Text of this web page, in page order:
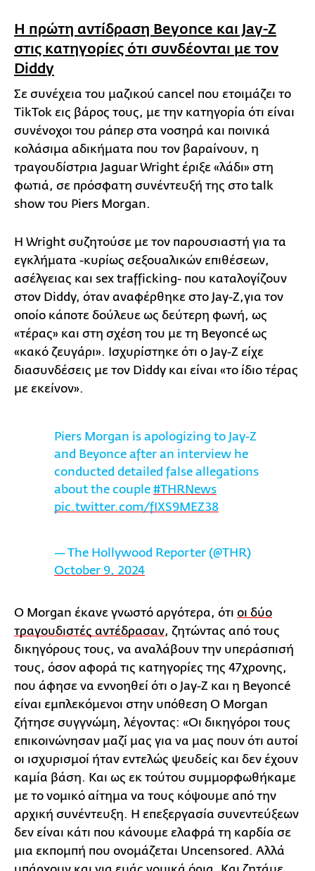
Η πρώτη αντίδραση Beyonce και Jay-Z
στις κατηγορίες ότι συνδέονται με τον
Diddy
Σε συνέχεια του μαζικού cancel που ετοιμάζει το
TikTok εις βάρος τους, με την κατηγορία ότι είναι
συνένοχοι του ράπερ στα νοσηρά και ποινικά
κολάσιμα αδικήματα που τον βαραίνουν, η
τραγουδίστρια Jaguar Wright έριξε «λάδι» στη
φωτιά, σε πρόσφατη συνέντευξή της στο talk
show του Piers Morgan.
Η Wright συζητούσε με τον παρουσιαστή για τα
εγκλήματα -κυρίως σεξουαλικών επιθέσεων,
ασέλγειας και sex trafficking- που καταλογίζουν
στον Diddy, όταν αναφέρθηκε στο Jay-Z,για τον
οποίο κάποτε δούλευε ως δεύτερη φωνή, ως
«τέρας» και στη σχέση του με τη Beyoncé ως
«κακό ζευγάρι». Ισχυρίστηκε ότι ο Jay-Z είχε
διασυνδέσεις με τον Diddy και είναι «το ίδιο τέρας
με εκείνον».
Piers Morgan is apologizing to Jay-Z
and Beyonce after an interview he
conducted detailed false allegations
about the couple #THRNews
pic.twitter.com/fIXS9MEZ38
— The Hollywood Reporter (@THR)
October 9, 2024
Ο Morgan έκανε γνωστό αργότερα, ότι οι δύο
τραγουδιστές αντέδρασαν, ζητώντας από τους
δικηγόρους τους, να αναλάβουν την υπεράσπισή
τους, όσον αφορά τις κατηγορίες της 47χρονης,
που άφησε να εννοηθεί ότι ο Jay-Z και η Beyoncé
είναι εμπλεκόμενοι στην υπόθεση O Morgan
ζήτησε συγγνώμη, λέγοντας: «Οι δικηγόροι τους
επικοινώνησαν μαζί μας για να μας πουν ότι αυτοί
οι ισχυρισμοί ήταν εντελώς ψευδείς και δεν έχουν
καμία βάση. Και ως εκ τούτου συμμορφωθήκαμε
με το νομικό αίτημα να τους κόψουμε από την
αρχική συνέντευξη. Η επεξεργασία συνεντεύξεων
δεν είναι κάτι που κάνουμε ελαφρά τη καρδία σε
μια εκπομπή που ονομάζεται Uncensored. Αλλά